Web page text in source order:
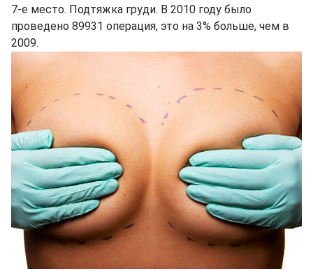
7-е место. Подтяжка груди. В 2010 году было
проведено 89931 операция, это на 3% больше, чем в
2009.